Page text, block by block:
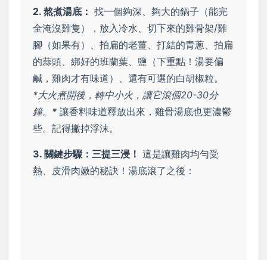
2. 熬煮湯底： 找一個夠深、夠大的鍋子（能完
全淹沒雞隻），放入冷水、切下來的雞骨架/雞
腳（如果有）、拍扁的老薑、打結的青蔥、拍扁
的蒜頭、綁好的班蘭葉、鹽（下重點！湯要偏
鹹，雞肉才有味道）、還有可選的白胡椒粒。
*大火煮開後，轉中小火，讓它滾個20-30分
鐘。* 讓香料味道釋放出來，雞骨湯底也更濃鬱
些。記得撇掉浮沫。
3. 關鍵步驟：三提三浸！ 這是讓雞肉均勻受
熱、皮滑肉嫩的秘訣！湯底滾了之後：